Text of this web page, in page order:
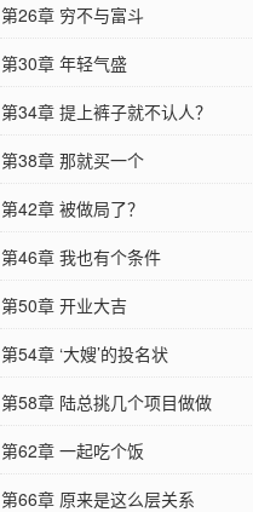
第26章 穷不与富斗
第30章 年轻气盛
第34章 提上裤子就不认人？
第38章 那就买一个
第42章 被做局了？
第46章 我也有个条件
第50章 开业大吉
第54章 ‘大嫂’的投名状
第58章 陆总挑几个项目做做
第62章 一起吃个饭
第66章 原来是这么层关系